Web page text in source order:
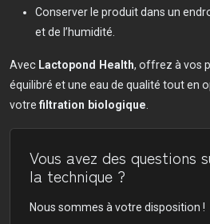
Conserver le produit dans un
et de l’humidité.
Avec Lactopond Health, offrez à vos
équilibré et une eau de qualité tout en
votre filtration biologique.
Vous avez des questions
la technique ?
Nous sommes à votre disposition !